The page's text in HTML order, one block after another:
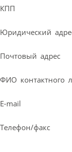
КПП
Юридический
Почтовый адрес
ФИО контактного
E-mail
Телефон/факс